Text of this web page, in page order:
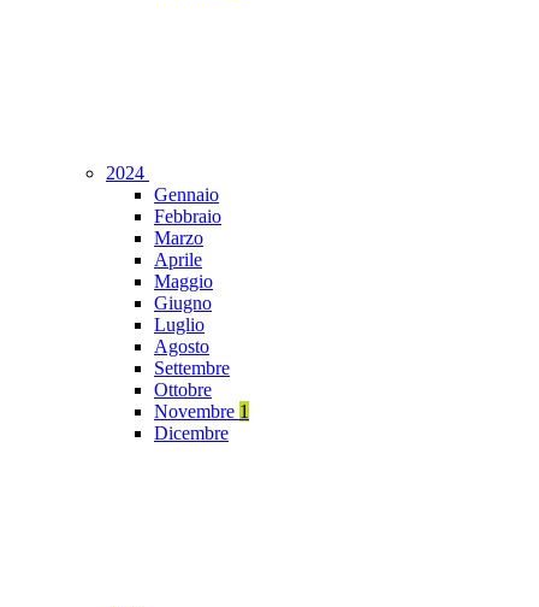
2024
Gennaio
Febbraio
Marzo
Aprile
Maggio
Giugno
Luglio
Agosto
Settembre
Ottobre
Novembre 1
Dicembre